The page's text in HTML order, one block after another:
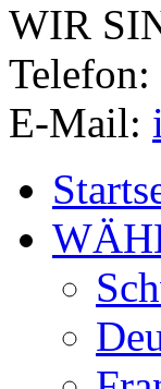
WIR
E-Mail: